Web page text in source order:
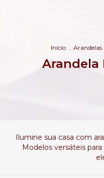
Início . Arandelas
Arandela
Ilumine sua casa com
Modelos versáteis